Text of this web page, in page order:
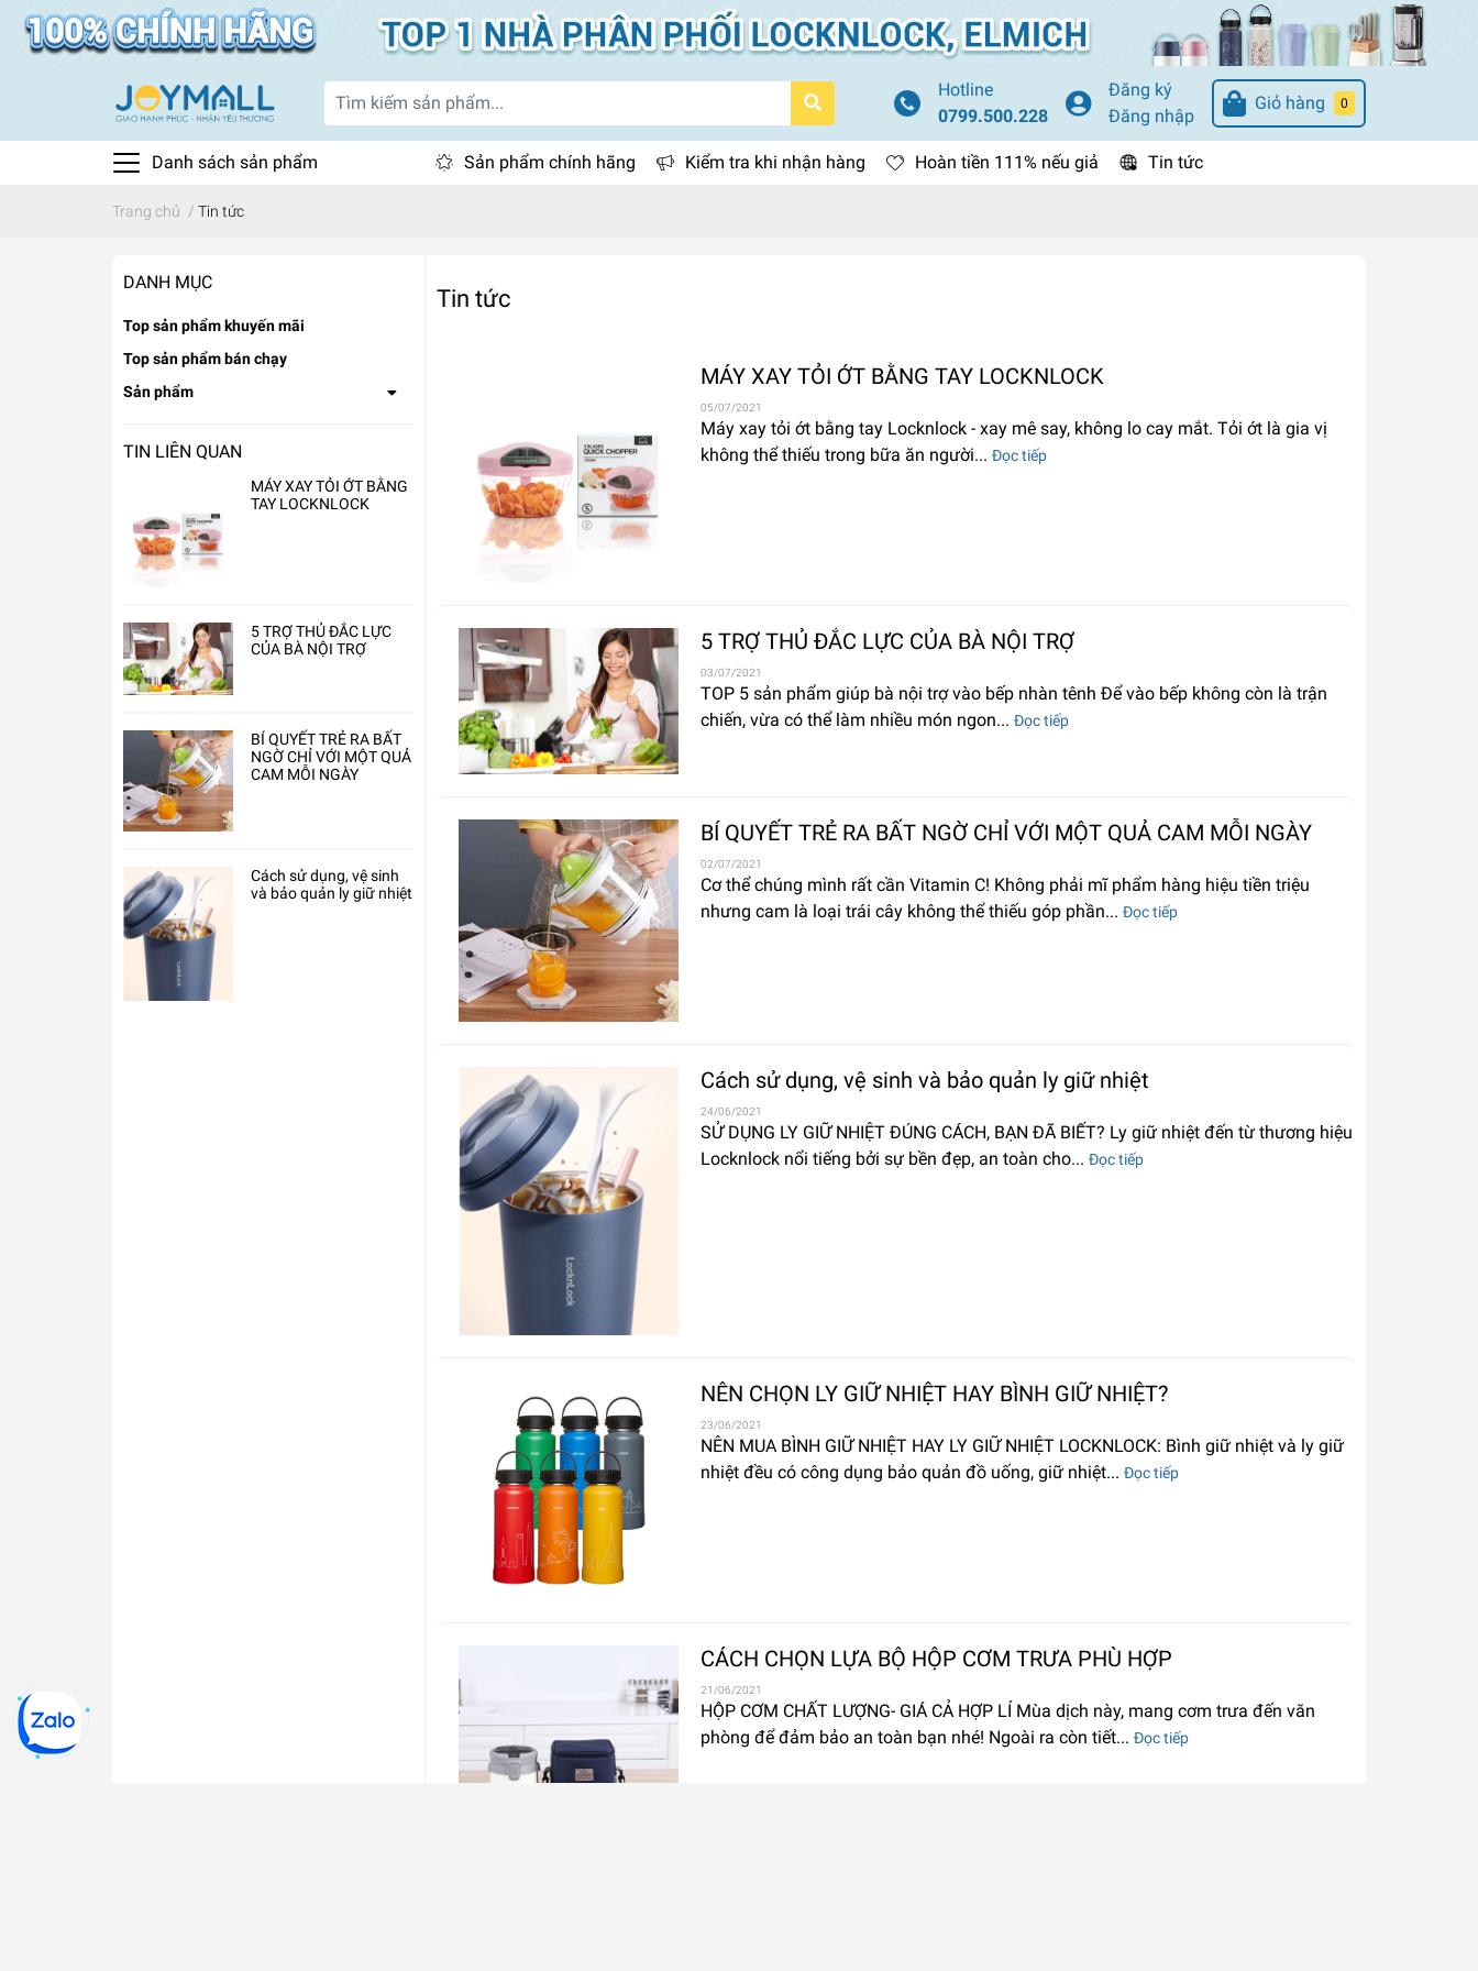
Hotline
0799.500.228
Đăng ký
Đăng nhập
Giỏ hàng 0
Danh sách sản phẩm Sản phẩm chính hãng Kiểm tra khi nhận hàng Hoàn tiền 111% nếu giả Tin tức
Trang chủ / Tin tức
DANH MỤC
Top sản phẩm khuyến mãi
Top sản phẩm bán chạy
Sản phẩm
TIN LIÊN QUAN
MÁY XAY TỎI ỚT BẰNG
TAY LOCKNLOCK
5 TRỢ THỦ ĐẮC LỰC
CỦA BÀ NỘI TRỢ
BÍ QUYẾT TRẺ RA BẤT
NGỜ CHỈ VỚI MỘT QUẢ
CAM MỖI NGÀY
Cách sử dụng, vệ sinh
và bảo quản ly giữ nhiệt
Tin tức
MÁY XAY TỎI ỚT BẰNG TAY LOCKNLOCK
05/07/2021
Máy xay tỏi ớt bằng tay Locknlock - xay mê say, không lo cay mắt. Tỏi ớt là gia vị
không thể thiếu trong bữa ăn người... Đọc tiếp
5 TRỢ THỦ ĐẮC LỰC CỦA BÀ NỘI TRỢ
03/07/2021
TOP 5 sản phẩm giúp bà nội trợ vào bếp nhàn tênh Để vào bếp không còn là trận
chiến, vừa có thể làm nhiều món ngon... Đọc tiếp
BÍ QUYẾT TRẺ RA BẤT NGỜ CHỈ VỚI MỘT QUẢ CAM MỖI NGÀY
02/07/2021
Cơ thể chúng mình rất cần Vitamin C! Không phải mĩ phẩm hàng hiệu tiền triệu
nhưng cam là loại trái cây không thể thiếu góp phần... Đọc tiếp
Cách sử dụng, vệ sinh và bảo quản ly giữ nhiệt
24/06/2021
SỬ DỤNG LY GIỮ NHIỆT ĐÚNG CÁCH, BẠN ĐÃ BIẾT? Ly giữ nhiệt đến từ thương hiệu
Locknlock nổi tiếng bởi sự bền đẹp, an toàn cho... Đọc tiếp
NÊN CHỌN LY GIỮ NHIỆT HAY BÌNH GIỮ NHIỆT?
23/06/2021
NÊN MUA BÌNH GIỮ NHIỆT HAY LY GIỮ NHIỆT LOCKNLOCK: Bình giữ nhiệt và ly giữ
nhiệt đều có công dụng bảo quản đồ uống, giữ nhiệt... Đọc tiếp
CÁCH CHỌN LỰA BỘ HỘP CƠM TRƯA PHÙ HỢP
21/06/2021
HỘP CƠM CHẤT LƯỢNG- GIÁ CẢ HỢP LÍ Mùa dịch này, mang cơm trưa đến văn
phòng để đảm bảo an toàn bạn nhé! Ngoài ra còn tiết... Đọc tiếp